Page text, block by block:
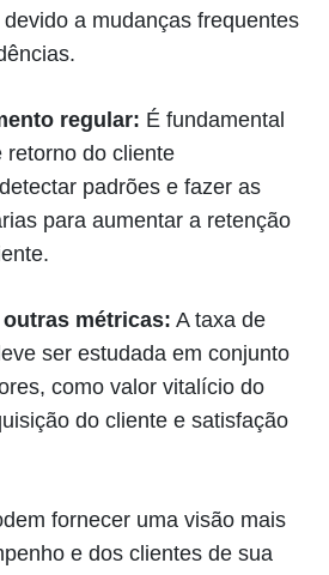
a mudanças frequentes
regular: É fundamental
retorno do cliente
padrões e fazer as
para aumentar a retenção
métricas: A taxa de
ser estudada em conjunto
como valor vitalício do
do cliente e satisfação
fornecer uma visão mais
e dos clientes de sua